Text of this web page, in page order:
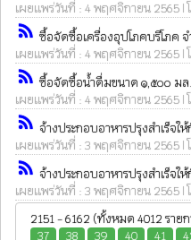
เผยแพร่วันที่ : 4 พฤศจิกายน 2565 |
rss_feed ซื้อจัดซื้อเครื่องอุปโภคบริโภค จ
เผยแพร่วันที่ : 4 พฤศจิกายน 2565 |
rss_feed ซื้อจัดซื้อน้ำดื่มขนาด ๑,๕๐๐ มล.
เผยแพร่วันที่ : 4 พฤศจิกายน 2565 |
rss_feed จ้างประกอบอาหารปรุงสำเร็จใ
เผยแพร่วันที่ : 3 พฤศจิกายน 2565 |
rss_feed จ้างประกอบอาหารปรุงสำเร็จใ
เผยแพร่วันที่ : 3 พฤศจิกายน 2565 |
2151 - 6162 (ทั้งหมด 4012 รายก
37
38 39 40 41